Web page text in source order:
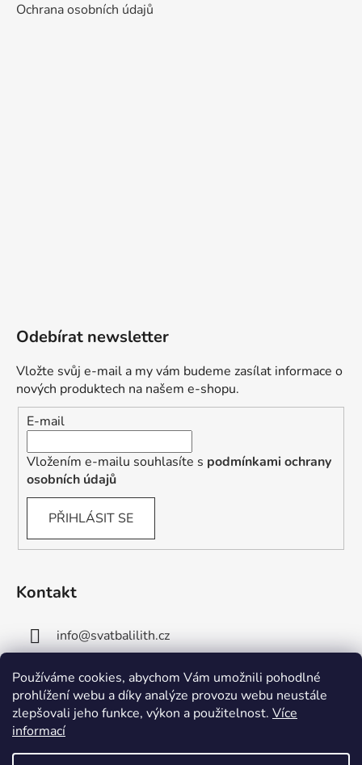
Používáme cookies, abychom Vám umožnili pohodlné
prohlížení webu a díky analýze provozu webu neustále
zlepšovali jeho funkce, výkon a použitelnost. Více
informací
Ochrana osobních údajů
Odebírat newsletter
Vložte svůj e-mail a my vám budeme zasílat informace o
nových produktech na našem e-shopu.
E-mail
Vložením e-mailu souhlasíte s podmínkami ochrany
osobních údajů
PŘIHLÁSIT SE
Kontakt
info@svatbalilith.cz
+420 778 745 219
+420 778 770 784